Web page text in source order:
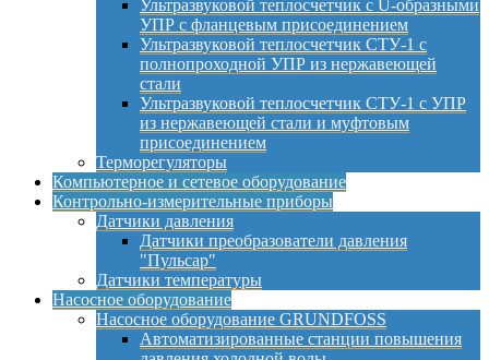
Ультразвуковой теплосчетчик с U-образными
УПР с фланцевым присоединением
Ультразвуковой теплосчетчик СТУ-1 с
полнопроходной УПР из нержавеющей
стали
Ультразвуковой теплосчетчик СТУ-1 с УПР
из нержавеющей стали и муфтовым
присоединением
Терморегуляторы
Компьютерное и сетевое оборудование
Контрольно-измерительные приборы
Датчики давления
Датчики преобразователи давления
"Пульсар"
Датчики температуры
Насосное оборудование
Насосное оборудование GRUNDFOSS
Автоматизированные станции повышения